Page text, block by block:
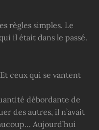
règles simples. Le
il était dans le passé.
ceux qui se vantent
débordante de
des autres, il n’avait
Aujourd’hui